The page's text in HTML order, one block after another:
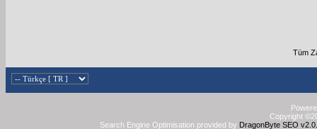
Tüm
Copyright
Search Engine Optimisation provided by DragonByte SEO